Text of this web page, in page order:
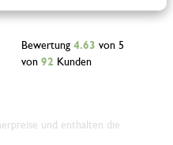
Bewertung 4.63 von 5
von 92 Kunden
und enthalten die